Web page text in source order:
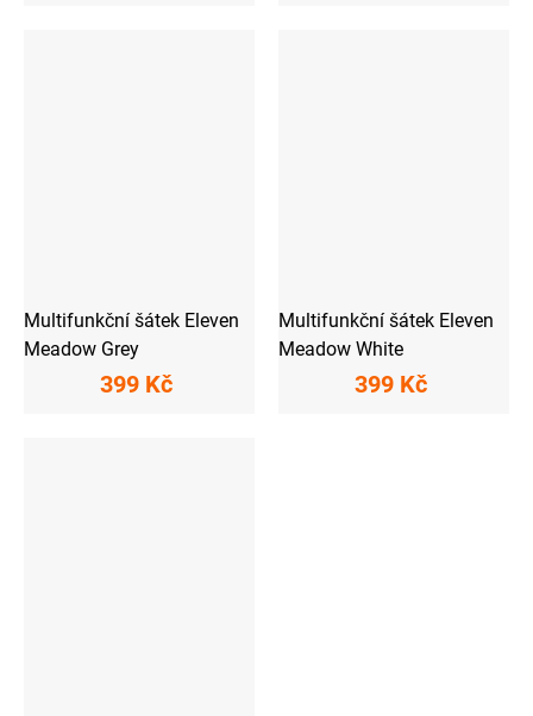
Multifunkční šátek Eleven
Meadow Grey
399 Kč
Multifunkční šátek Eleven
Meadow White
399 Kč